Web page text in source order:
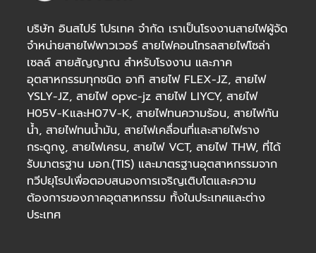
บริษัท อินสไปร์ โปรเทค จำกัด เราเป็นโรงงานสายไฟผู้จัด
จำหน่ายสายไฟพาวเวอร์ สายไฟคอนโทรลสายไฟโซล่า
เซลล์สายสัญญาณ สำหรับโรงงาน และภาค
อุตสาหกรรมทุกชนิด อาทิ สายไฟ FLEX-JZ, สายไฟ
YSLY-JZ, สายไฟ opvc-jz สายไฟ LIYCY, สายไฟ
H05V-KและH07V-K, สายไฟทนความร้อน, สายไฟกัน
น้ำ, สายไฟทนน้ำมัน, สายไฟเคลื่อนที่และสายไฟราง
กระดูกงู, สายไฟเครน, สายไฟ VCT, สายไฟ THW, ที่ได้
รับมาตรฐาน มอก.(TIS) และมาตรฐานอุตสาหกรรมจาก
ทวีปยุโรปเพื่อตอบสนองการเจริญเติบโตและความ
ต้องการของภาคอุตสาหกรรม ทั้งในประเทศและต่าง
ประเทศ